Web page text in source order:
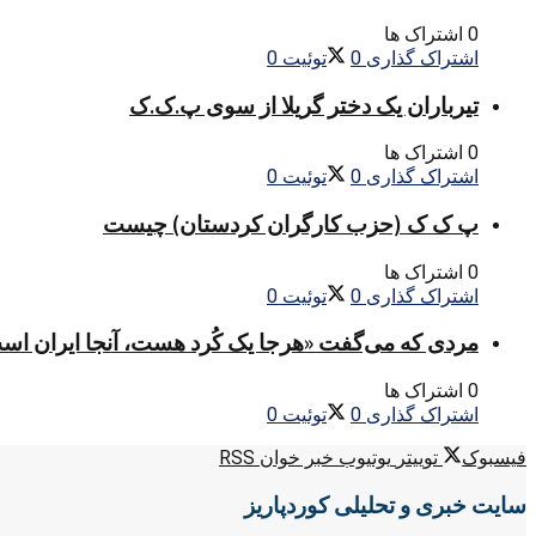
0 اشتراک ها
اشتراک گذاری 0 توئیت 0
تیرباران یک دختر گریلا از سوی پ.ک.ک
0 اشتراک ها
اشتراک گذاری 0 توئیت 0
پ ک ک (حزب کارگران کردستان) چیست
0 اشتراک ها
اشتراک گذاری 0 توئیت 0
مردی که می‌گفت «هرجا یک کُرد هست، آنجا ایران
0 اشتراک ها
اشتراک گذاری 0 توئیت 0
فیسبوک
توییتر یوتیوب خبر خوان RSS
سایت خبری و تحلیلی کوردپاریز